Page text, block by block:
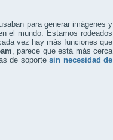
para generar imágenes y
el mundo. Estamos rodeados
vez hay más funciones que
, parece que está más cerca
de soportesin necesidad de